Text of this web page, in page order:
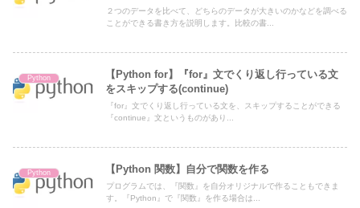
２つのデータを比べて、どちらのデータが大きいのかなどを調べる
ことができる書き方を説明します。比較の書...
Python
【Python for】『for』文でくり返し行っている文
をスキップする(continue)
『for』文でくり返し行っている文を、スキップすることができる
『continue』文というものがあり...
Python 【Python 関数】自分で関数を作る
プログラムでは、『関数』を自分オリジナルで作ることもできま
す。『Python』で『関数』を作る場合は...